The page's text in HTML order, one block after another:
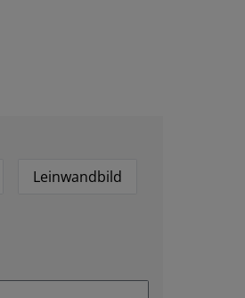
Leinwandbild